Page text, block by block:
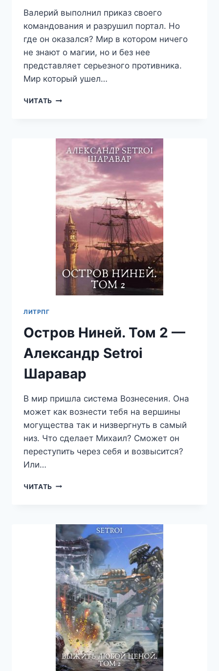
Валерий выполнил приказ своего
командования и разрушил портал. Но
где он оказался? Мир в котором ничего
не знают о магии, но и без нее
представляет серьезного противника.
Мир который ушел…
ЧИТАТЬ МАГИЯ
2
АЛЕКСАНДР
SETROI
ШАРАВАР
ЛИТРПГ
Остров Ниней. Том 2 —
Александр Setroi
Шаравар
В мир пришла система Вознесения. Она
может как вознести тебя на вершины
могущества так и низвергнуть в самый
низ. Что сделает Михаил? Сможет он
переступить через себя и возвысится?
Или…
ЧИТАТЬ ОСТРОВ
—
АЛЕКСАНДР
SETROI
ШАРАВАР